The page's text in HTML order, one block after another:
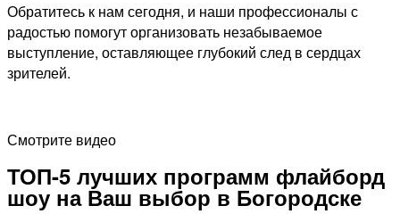
Обратитесь к нам сегодня, и наши профессионалы с
радостью помогут организовать незабываемое
выступление, оставляющее глубокий след в сердцах
зрителей.
Смотрите видео
ТОП-5 лучших программ флайборд
шоу на Ваш выбор в Богородске